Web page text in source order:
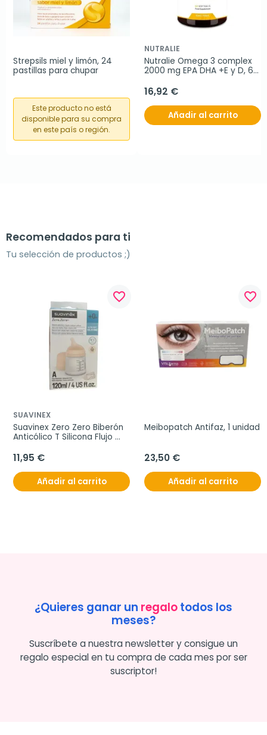
Strepsils miel y limón, 24
pastillas para chupar
Este producto no está
disponible para su compra
en este país o región.
NUTRALIE
Nutralie Omega 3 complex
2000 mg EPA DHA +E y D, 60
16,92 €
Añadir al carrito
Recomendados para ti
Tu selección de productos ;)
favorite_border
SUAVINEX
Suavinex Zero Zero Biberón
Anticólico T Silicona Flujo
11,95 €
Añadir al carrito
favorite_border
Meibopatch Antifaz, 1 unidad
23,50 €
Añadir al carrito
¿Quieres ganar un regalotodos los
meses?
Suscríbete a nuestra newsletter y consigue un
regalo especial en tu compra de cada mes por ser
suscriptor!